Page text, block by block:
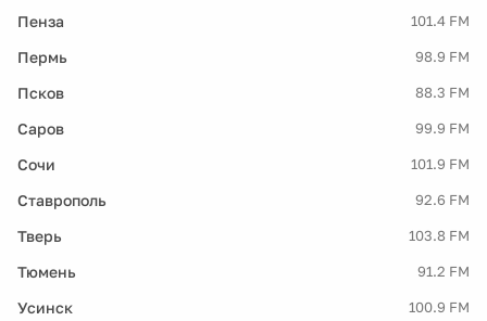
Пенза 101.4 FM
Пермь 98.9 FM
Псков 88.3 FM
Саров 99.9 FM
Сочи 101.9 FM
Ставрополь 92.6 FM
Тверь 103.8 FM
Тюмень 91.2 FM
Усинск 100.9 FM